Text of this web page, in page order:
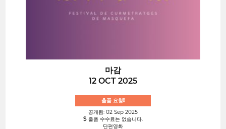
마감
12 OCT 2025
출품 요청!
공개됨: 02 Sep 2025
출품 수수료는 없습니다.
단편영화